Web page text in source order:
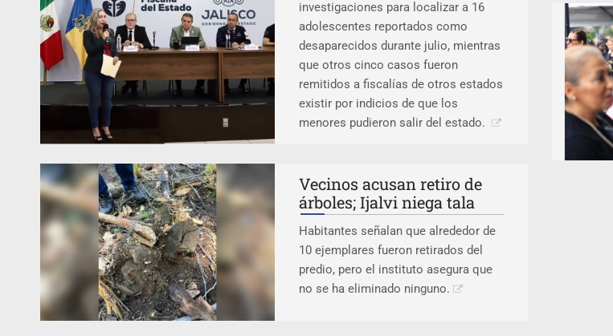
investigaciones para localizar a 16
adolescentes reportados como
desaparecidos durante julio, mientras
que otros cinco casos fueron
remitidos a fiscalías de otros estados
existir por indicios de que los
menores pudieron salir del estado.
Vecinos acusan retiro de
árboles; Ijalvi niega tala
Habitantes señalan que alrededor de
10 ejemplares fueron retirados del
predio, pero el instituto asegura que
no se ha eliminado ninguno.